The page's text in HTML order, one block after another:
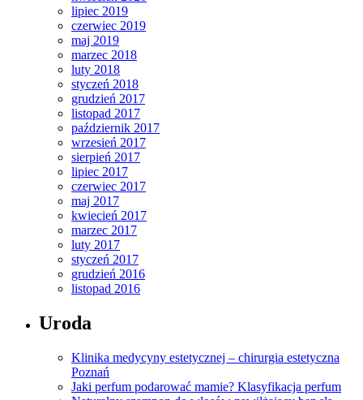
lipiec 2019
czerwiec 2019
maj 2019
marzec 2018
luty 2018
styczeń 2018
grudzień 2017
listopad 2017
październik 2017
wrzesień 2017
sierpień 2017
lipiec 2017
czerwiec 2017
maj 2017
kwiecień 2017
marzec 2017
luty 2017
styczeń 2017
grudzień 2016
listopad 2016
Uroda
Klinika medycyny estetycznej – chirurgia estetyczna
Poznań
Jaki perfum podarować mamie? Klasyfikacja perfum